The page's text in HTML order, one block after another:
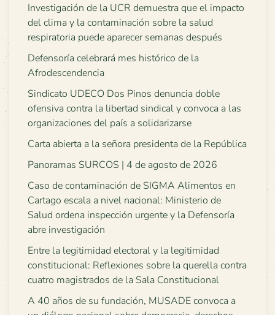
Investigación de la UCR demuestra que el impacto
del clima y la contaminación sobre la salud
respiratoria puede aparecer semanas después
Defensoría celebrará mes histórico de la
Afrodescendencia
Sindicato UDECO Dos Pinos denuncia doble
ofensiva contra la libertad sindical y convoca a las
organizaciones del país a solidarizarse
Carta abierta a la señora presidenta de la República
Panoramas SURCOS | 4 de agosto de 2026
Caso de contaminación de SIGMA Alimentos en
Cartago escala a nivel nacional: Ministerio de
Salud ordena inspección urgente y la Defensoría
abre investigación
Entre la legitimidad electoral y la legitimidad
constitucional: Reflexiones sobre la querella contra
cuatro magistrados de la Sala Constitucional
A 40 años de su fundación, MUSADE convoca a